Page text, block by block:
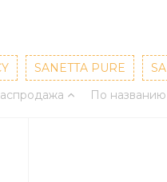
SANETTA PURE
По названию